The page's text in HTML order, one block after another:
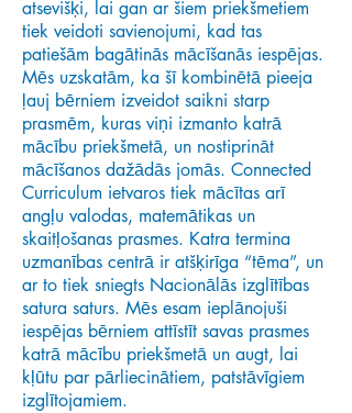
atsevišķi, lai gan ar šiem priekšmetiem
tiek veidoti savienojumi, kad tas
patiešām bagātinās mācīšanās iespējas.
Mēs uzskatām, ka šī kombinētā pieeja
ļauj bērniem izveidot saikni starp
prasmēm, kuras viņi izmanto katrā
mācību priekšmetā, un nostiprināt
mācīšanos dažādās jomās. Connected
Curriculum ietvaros tiek mācītas arī
angļu valodas, matemātikas un
skaitļošanas prasmes. Katra termina
uzmanības centrā ir atšķirīga “tēma”, un
ar to tiek sniegts Nacionālās izglītības
satura saturs. Mēs esam ieplānojuši
iespējas bērniem attīstīt savas prasmes
katrā mācību priekšmetā un augt, lai
kļūtu par pārliecinātiem, patstāvīgiem
izglītojamiem.